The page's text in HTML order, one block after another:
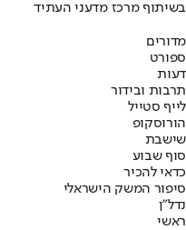
בשיתוף מרכז מדעני העתיד
מדורים
ספורט
דעות
תרבות ובידור
לייף סטייל
הורוסקופ
שישבת
סוף שבוע
כדאי להכיר
סיפור המשק הישראלי
נדל"ן
ראשי